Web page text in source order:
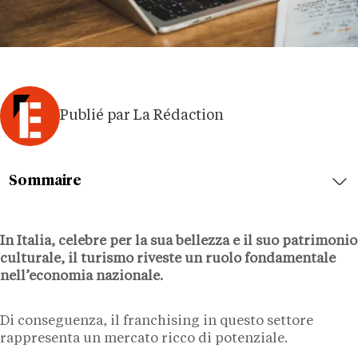
Publié par La Rédaction
In Italia, celebre per la sua bellezza e il suo patrimonio
culturale, il turismo riveste un ruolo fondamentale
nell’economia nazionale.
Di conseguenza, il franchising in questo settore
rappresenta un mercato ricco di potenziale.
Sommaire